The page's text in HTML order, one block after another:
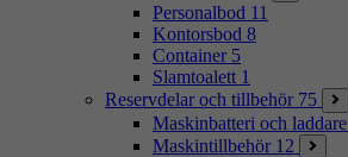
Personalbod 11
Kontorsbod 8
Container 5
Slamtoalett 1
Reservdelar och tillbehör 75
Maskinbatteri och laddare
Maskintillbehör 12